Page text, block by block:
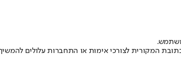
המקורית לצורכי אימות או התחברות עלולים